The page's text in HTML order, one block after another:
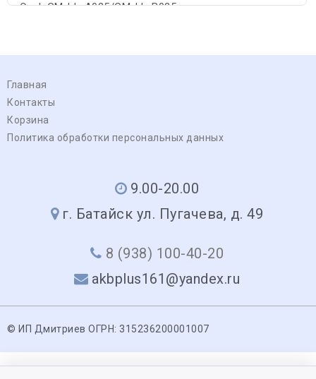
-Opel: GM-LL-A025/GM-LL-B025
Главная
Контакты
Корзина
Политика обработки персональных данных
9.00-20.00
г. Батайск ул. Пугачева, д. 49
8 (938) 100-40-20
akbplus161@yandex.ru
© ИП Дмитриев ОГРН: 315236200001007